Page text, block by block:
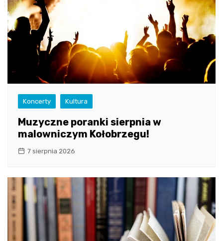
Koncerty Kultura
Muzyczne poranki sierpnia w
malowniczym Kołobrzegu!
7 sierpnia 2026